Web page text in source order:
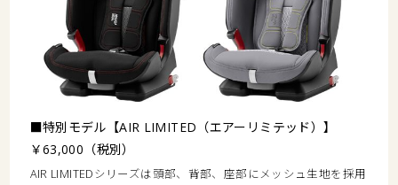
■特別モデル【AIR LIMITED（エアーリミテッド）】
￥63,000（税別）
AIR LIMITEDシリーズは頭部、背部、座部にメッシュ生地を採用